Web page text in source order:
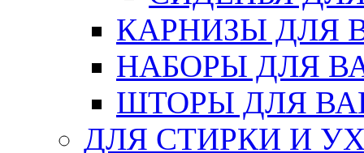
КАРНИЗЫ ДЛЯ
НАБОРЫ ДЛЯ
ШТОРЫ ДЛЯ
ДЛЯ СТИРКИ И